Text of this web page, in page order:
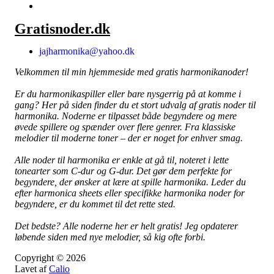
Gratisnoder.dk
jajharmonika@yahoo.dk
Velkommen til min hjemmeside med gratis harmonikanoder!
Er du harmonikaspiller eller bare nysgerrig på at komme i
gang? Her på siden finder du et stort udvalg af gratis noder til
harmonika. Noderne er tilpasset både begyndere og mere
øvede spillere og spænder over flere genrer. Fra klassiske
melodier til moderne toner – der er noget for enhver smag.
Alle noder til harmonika er enkle at gå til, noteret i lette
tonearter som C-dur og G-dur. Det gør dem perfekte for
begyndere, der ønsker at lære at spille harmonika. Leder du
efter harmonica sheets eller specifikke harmonika noder for
begyndere, er du kommet til det rette sted.
Det bedste? Alle noderne her er helt gratis! Jeg opdaterer
løbende siden med nye melodier, så kig ofte forbi.
Copyright © 2026
Lavet afCalio